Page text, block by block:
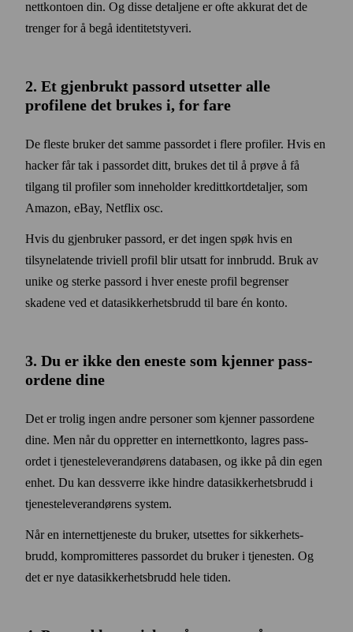
nett­kontoen din. Og disse detaljene er ofte akkurat det de
trenger for å begå identitets­tyveri.
2. Et gjen­brukt passord utsetter alle
profilene det brukes i, for fare
De fleste bruker det samme pass­ordet i flere profiler. Hvis en
hacker får tak i pass­ordet ditt, brukes det til å prøve å få
tilgang til profiler som inneholder kreditt­kort­detaljer, som
Amazon, eBay, Netflix osc.
Hvis du gjenbruker pass­ord, er det ingen spøk hvis en
tilsyne­latende triviell profil blir utsatt for innbrudd. Bruk av
unike og sterke pass­ord i hver eneste profil begrenser
skadene ved et data­sikkerhets­brudd til bare én konto.
3. Du er ikke den eneste som kjenner pass­
ordene dine
Det er trolig ingen andre personer som kjenner pass­ordene
dine. Men når du oppretter en internett­konto, lagres pass­
ordet i tjeneste­leverandørens data­basen, og ikke på din egen
enhet. Du kan dessverre ikke hindre data­sikkerhets­brudd i
tjeneste­leverandørens system.
Når en internettjeneste du bruker, utsettes for sikkerhets­
brudd, kompromitteres pass­ordet du bruker i tjenesten. Og
det er nye data­sikkerhets­brudd hele tiden.